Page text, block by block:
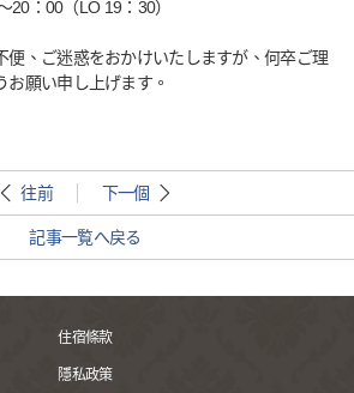
：00（LO 19：30）
便、ご迷惑をおかけいたしますが、何卒ご理
願い申し上げます。
往前 下一個
記事一覧へ戻る
住宿條款
隱私政策